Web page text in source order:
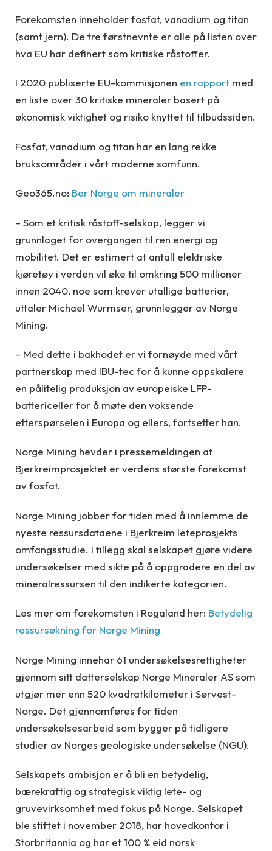
Forekomsten inneholder fosfat, vanadium og titan
(samt jern). De tre førstnevnte er alle på listen over
hva EU har definert som kritiske råstoffer.
I 2020 publiserte EU-kommisjonen en rapport med
en liste over 30 kritiske mineraler basert på
økonomisk viktighet og risiko knyttet til tilbudssiden.
Fosfat, vanadium og titan har en lang rekke
bruksområder i vårt moderne samfunn.
Geo365.no: Ber Norge om mineraler
– Som et kritisk råstoff-selskap, legger vi
grunnlaget for overgangen til ren energi og
mobilitet. Det er estimert at antall elektriske
kjøretøy i verden vil øke til omkring 500 millioner
innen 2040, noe som krever utallige batterier,
uttaler Michael Wurmser, grunnlegger av Norge
Mining.
– Med dette i bakhodet er vi fornøyde med vårt
partnerskap med IBU-tec for å kunne oppskalere
en pålitelig produksjon av europeiske LFP-
battericeller for å møte den voksende
etterspørselen i Europa og ellers, fortsetter han.
Norge Mining hevder i pressemeldingen at
Bjerkreimprosjektet er verdens største forekomst
av fosfat.
Norge Mining jobber for tiden med å innlemme de
nyeste ressursdataene i Bjerkreim leteprosjekts
omfangsstudie. I tillegg skal selskapet gjøre videre
undersøkelser med sikte på å oppgradere en del av
mineralressursen til den indikerte kategorien.
Les mer om forekomsten i Rogaland her: Betydelig
ressursøkning for Norge Mining
Norge Mining innehar 61 undersøkelsesrettigheter
gjennom sitt datterselskap Norge Mineraler AS som
utgjør mer enn 520 kvadratkilometer i Sørvest-
Norge. Det gjennomføres for tiden
undersøkelsesarbeid som bygger på tidligere
studier av Norges geologiske undersøkelse (NGU).
Selskapets ambisjon er å bli en betydelig,
bærekraftig og strategisk viktig lete- og
gruvevirksomhet med fokus på Norge. Selskapet
ble stiftet i november 2018, har hovedkontor i
Storbritannia og har et 100 % eid norsk